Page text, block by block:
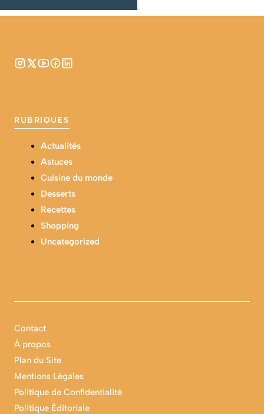
RUBRIQUES
Actualités
Astuces
Cuisine du monde
Desserts
Recettes
Shopping
Uncategorized
Contact
À propos
Plan du Site
Mentions Légales
Politique de Confidentialité
Politique Éditoriale